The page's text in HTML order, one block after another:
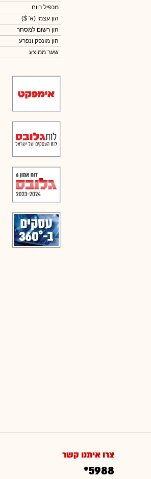
מכפיל רווח
הון עצמי (א' $)
הון רשום למסחר
הון מונפק ונפרע
שער ממוצע
צרו איתנו קשר
*5988